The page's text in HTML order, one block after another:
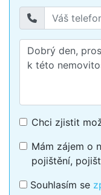
Chci zjistit
Mám zájem o
pojištění,
Souhlasím se